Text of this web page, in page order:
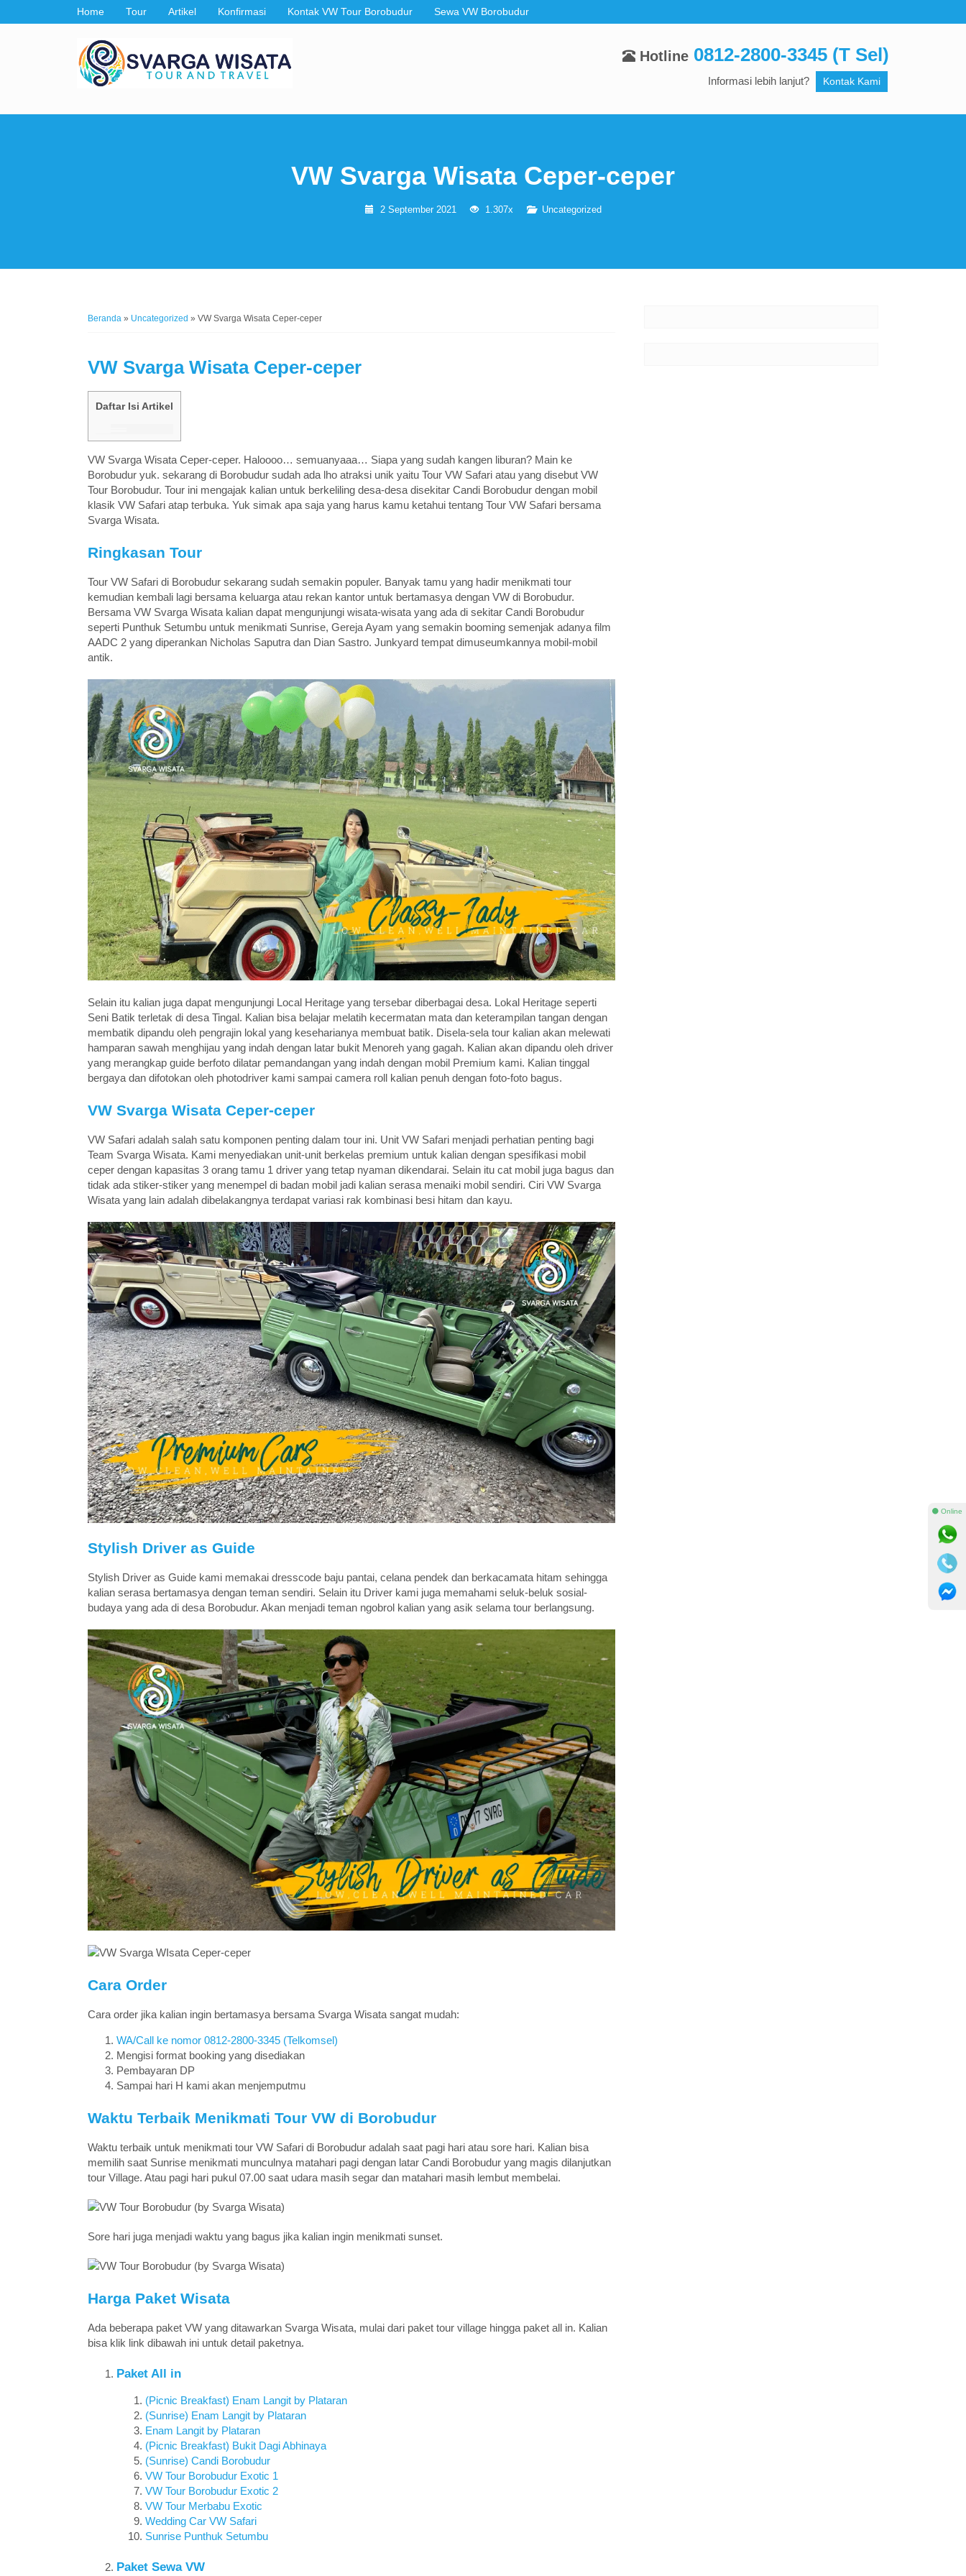
Home Tour Artikel Konfirmasi Kontak VW Tour Borobudur Sewa VW Borobudur
Hotline 0812-2800-3345 (T Sel)
Informasi lebih lanjut? Kontak Kami
VW Svarga Wisata Ceper-ceper
2 September 2021 1.307x Uncategorized
Beranda » Uncategorized » VW Svarga Wisata Ceper-ceper
VW Svarga Wisata Ceper-ceper
Daftar Isi Artikel
VW Svarga Wisata Ceper-ceper. Haloooo… semuanyaaa… Siapa yang sudah kangen liburan? Main ke
Borobudur yuk. sekarang di Borobudur sudah ada lho atraksi unik yaitu Tour VW Safari atau yang disebut VW
Tour Borobudur. Tour ini mengajak kalian untuk berkeliling desa-desa disekitar Candi Borobudur dengan mobil
klasik VW Safari atap terbuka. Yuk simak apa saja yang harus kamu ketahui tentang Tour VW Safari bersama
Svarga Wisata.
Ringkasan Tour
Tour VW Safari di Borobudur sekarang sudah semakin populer. Banyak tamu yang hadir menikmati tour
kemudian kembali lagi bersama keluarga atau rekan kantor untuk bertamasya dengan VW di Borobudur.
Bersama VW Svarga Wisata kalian dapat mengunjungi wisata-wisata yang ada di sekitar Candi Borobudur
seperti Punthuk Setumbu untuk menikmati Sunrise, Gereja Ayam yang semakin booming semenjak adanya film
AADC 2 yang diperankan Nicholas Saputra dan Dian Sastro. Junkyard tempat dimuseumkannya mobil-mobil
antik.
Selain itu kalian juga dapat mengunjungi Local Heritage yang tersebar diberbagai desa. Lokal Heritage seperti
Seni Batik terletak di desa Tingal. Kalian bisa belajar melatih kecermatan mata dan keterampilan tangan dengan
membatik dipandu oleh pengrajin lokal yang keseharianya membuat batik. Disela-sela tour kalian akan melewati
hamparan sawah menghijau yang indah dengan latar bukit Menoreh yang gagah. Kalian akan dipandu oleh driver
yang merangkap guide berfoto dilatar pemandangan yang indah dengan mobil Premium kami. Kalian tinggal
bergaya dan difotokan oleh photodriver kami sampai camera roll kalian penuh dengan foto-foto bagus.
VW Svarga Wisata Ceper-ceper
VW Safari adalah salah satu komponen penting dalam tour ini. Unit VW Safari menjadi perhatian penting bagi
Team Svarga Wisata. Kami menyediakan unit-unit berkelas premium untuk kalian dengan spesifikasi mobil
ceper dengan kapasitas 3 orang tamu 1 driver yang tetap nyaman dikendarai. Selain itu cat mobil juga bagus dan
tidak ada stiker-stiker yang menempel di badan mobil jadi kalian serasa menaiki mobil sendiri. Ciri VW Svarga
Wisata yang lain adalah dibelakangnya terdapat variasi rak kombinasi besi hitam dan kayu.
Stylish Driver as Guide
Stylish Driver as Guide kami memakai dresscode baju pantai, celana pendek dan berkacamata hitam sehingga
kalian serasa bertamasya dengan teman sendiri. Selain itu Driver kami juga memahami seluk-beluk sosial-
budaya yang ada di desa Borobudur. Akan menjadi teman ngobrol kalian yang asik selama tour berlangsung.
Cara Order
Cara order jika kalian ingin bertamasya bersama Svarga Wisata sangat mudah:
WA/Call ke nomor 0812-2800-3345 (Telkomsel)
Mengisi format booking yang disediakan
Pembayaran DP
Sampai hari H kami akan menjemputmu
Waktu Terbaik Menikmati Tour VW di Borobudur
Waktu terbaik untuk menikmati tour VW Safari di Borobudur adalah saat pagi hari atau sore hari. Kalian bisa
memilih saat Sunrise menikmati munculnya matahari pagi dengan latar Candi Borobudur yang magis dilanjutkan
tour Village. Atau pagi hari pukul 07.00 saat udara masih segar dan matahari masih lembut membelai.
Sore hari juga menjadi waktu yang bagus jika kalian ingin menikmati sunset.
Harga Paket Wisata
Ada beberapa paket VW yang ditawarkan Svarga Wisata, mulai dari paket tour village hingga paket all in. Kalian
bisa klik link dibawah ini untuk detail paketnya.
Paket All in
(Picnic Breakfast) Enam Langit by Plataran
(Sunrise) Enam Langit by Plataran
Enam Langit by Plataran
(Picnic Breakfast) Bukit Dagi Abhinaya
(Sunrise) Candi Borobudur
VW Tour Borobudur Exotic 1
VW Tour Borobudur Exotic 2
VW Tour Merbabu Exotic
Wedding Car VW Safari
Sunrise Punthuk Setumbu
Paket Sewa VW
⚫ Online